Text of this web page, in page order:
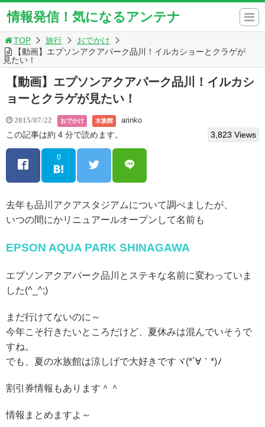
情報発信！気になるアンテナ
TOP 旅行
おでかけ
【動画】エプソンアクアパーク品川！イルカショーとクラゲが
見たい！
【動画】エプソンアクアパーク品川！イルカシ
ョーとクラゲが見たい！
2015/07/22 おでかけ 水族館 arinko
この記事は約 4 分で読めます。 3,823 Views
0
去年も品川アクアスタジアムについて調べましたが、
いつの間にかリニュアールオープンして名前も
EPSON AQUA PARK SHINAGAWA
エプソンアクアパーク品川とステキな名前に変わっていま
した(^_^;)
まだ行けてないのに～
今年こそ行きたいところだけど、夏休みは混んでいそうで
すね。
でも、夏の水族館は涼しげで大好きですヾ(*´∀｀*)ﾉ
割引券情報もあります＾＾
情報まとめますよ～